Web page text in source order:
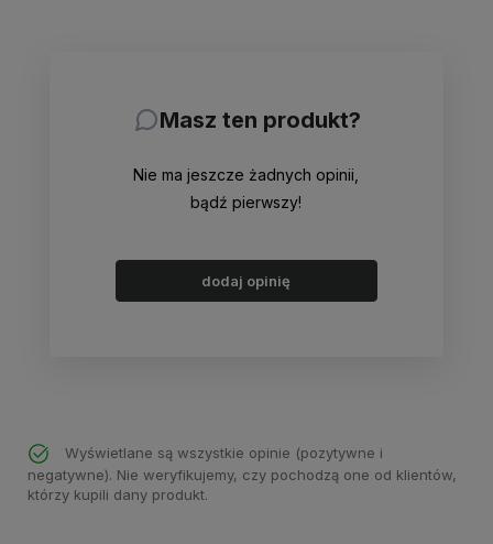
Masz ten produkt?
Nie ma jeszcze żadnych opinii,
bądź pierwszy!
dodaj opinię
Wyświetlane są wszystkie opinie (pozytywne i
negatywne). Nie weryfikujemy, czy pochodzą one od klientów,
którzy kupili dany produkt.